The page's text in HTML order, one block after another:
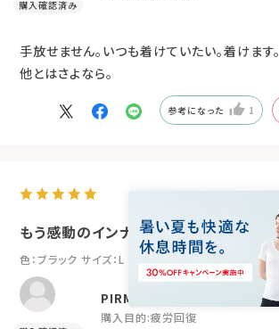
手放せません。いつも着けていたい。着けます。
他とはさよなら。
参考になった 1
もう感動のインナー
色：ブラック サイズ：L
PIRM
購入目的:疲労回復